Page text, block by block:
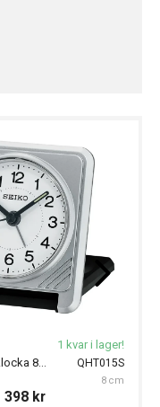
QHT015S
8 cm
1 kvar i lager!
398 kr